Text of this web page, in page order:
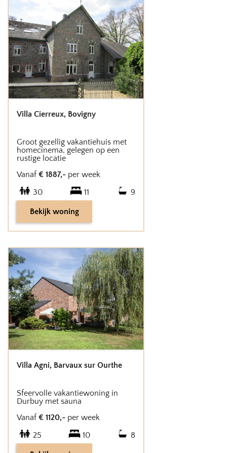
Villa Cierreux, Bovigny
Groot gezellig vakantiehuis met
homecinema, gelegen op een
rustige locatie
Vanaf € 1887,- per week
30
11 9
Bekijk woning
Villa Agni, Barvaux sur Ourthe
Sfeervolle vakantiewoning in
Durbuy met sauna
Vanaf € 1120,- per week
25
10 8